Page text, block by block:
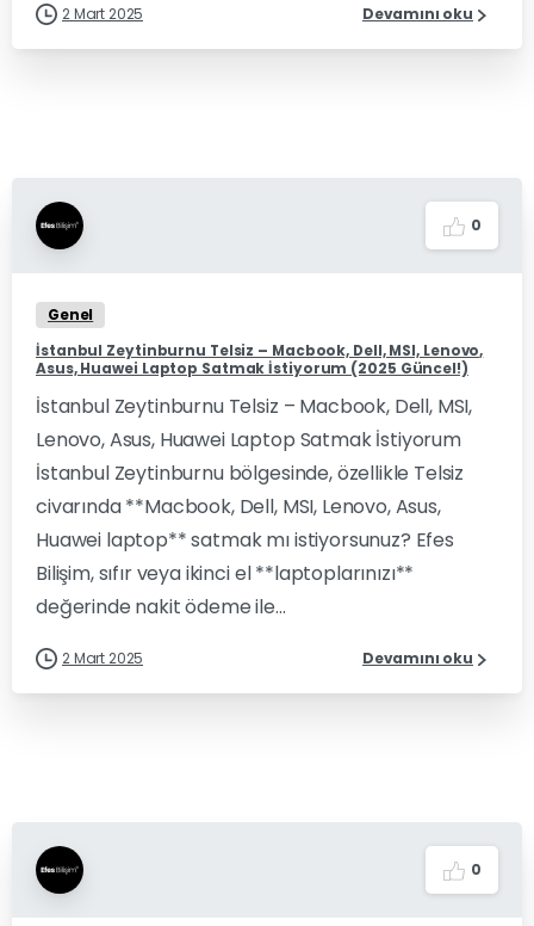
2 Mart 2025 Devamını oku
0
Genel
İstanbul Zeytinburnu Telsiz – Macbook, Dell, MSI, Lenovo,
Asus, Huawei Laptop Satmak İstiyorum (2025 Güncel!)
İstanbul Zeytinburnu Telsiz – Macbook, Dell, MSI,
Lenovo, Asus, Huawei Laptop Satmak İstiyorum
İstanbul Zeytinburnu bölgesinde, özellikle Telsiz
civarında **Macbook, Dell, MSI, Lenovo, Asus,
Huawei laptop** satmak mı istiyorsunuz? Efes
Bilişim, sıfır veya ikinci el **laptoplarınızı**
değerinde nakit ödeme ile...
2 Mart 2025 Devamını oku
0